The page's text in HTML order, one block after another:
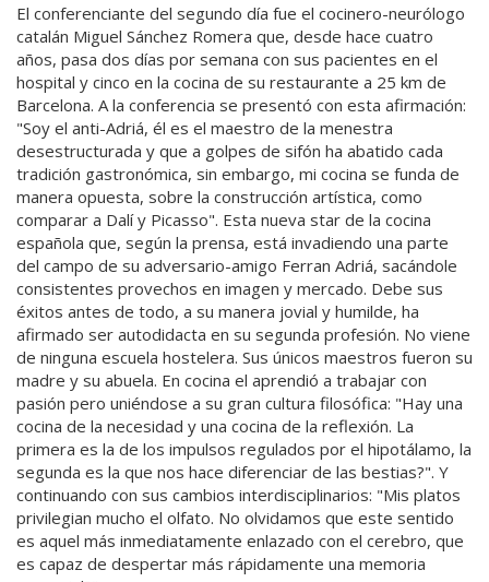
El conferenciante del segundo día fue el cocinero-neurólogo
catalán Miguel Sánchez Romera que, desde hace cuatro
años, pasa dos días por semana con sus pacientes en el
hospital y cinco en la cocina de su restaurante a 25 km de
Barcelona. A la conferencia se presentó con esta afirmación:
"Soy el anti-Adriá, él es el maestro de la menestra
desestructurada y que a golpes de sifón ha abatido cada
tradición gastronómica, sin embargo, mi cocina se funda de
manera opuesta, sobre la construcción artística, como
comparar a Dalí y Picasso". Esta nueva star de la cocina
española que, según la prensa, está invadiendo una parte
del campo de su adversario-amigo Ferran Adriá, sacándole
consistentes provechos en imagen y mercado. Debe sus
éxitos antes de todo, a su manera jovial y humilde, ha
afirmado ser autodidacta en su segunda profesión. No viene
de ninguna escuela hostelera. Sus únicos maestros fueron su
madre y su abuela. En cocina el aprendió a trabajar con
pasión pero uniéndose a su gran cultura filosófica: "Hay una
cocina de la necesidad y una cocina de la reflexión. La
primera es la de los impulsos regulados por el hipotálamo, la
segunda es la que nos hace diferenciar de las bestias?". Y
continuando con sus cambios interdisciplinarios: "Mis platos
privilegian mucho el olfato. No olvidamos que este sentido
es aquel más inmediatamente enlazado con el cerebro, que
es capaz de despertar más rápidamente una memoria